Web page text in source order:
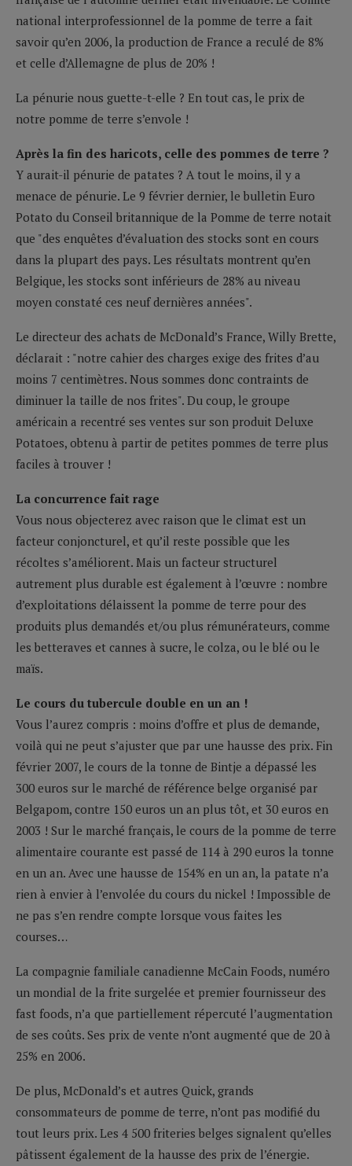
national interprofessionnel de la pomme de terre a fait
savoir qu’en 2006, la production de France a reculé de 8%
et celle d’Allemagne de plus de 20% !
La pénurie nous guette-t-elle ? En tout cas, le prix de
notre pomme de terre s’envole !
Après la fin des haricots, celle des pommes de terre ?
Y aurait-il pénurie de patates ? A tout le moins, il y a
menace de pénurie. Le 9 février dernier, le bulletin Euro
Potato du Conseil britannique de la Pomme de terre notait
que "des enquêtes d’évaluation des stocks sont en cours
dans la plupart des pays. Les résultats montrent qu’en
Belgique, les stocks sont inférieurs de 28% au niveau
moyen constaté ces neuf dernières années".
Le directeur des achats de McDonald’s France, Willy Brette,
déclarait : "notre cahier des charges exige des frites d’au
moins 7 centimètres. Nous sommes donc contraints de
diminuer la taille de nos frites". Du coup, le groupe
américain a recentré ses ventes sur son produit Deluxe
Potatoes, obtenu à partir de petites pommes de terre plus
faciles à trouver !
La concurrence fait rage
Vous nous objecterez avec raison que le climat est un
facteur conjoncturel, et qu’il reste possible que les
récoltes s’améliorent. Mais un facteur structurel
autrement plus durable est également à l’œuvre : nombre
d’exploitations délaissent la pomme de terre pour des
produits plus demandés et/ou plus rémunérateurs, comme
les betteraves et cannes à sucre, le colza, ou le blé ou le
maïs.
Le cours du tubercule double en un an !
Vous l’aurez compris : moins d’offre et plus de demande,
voilà qui ne peut s’ajuster que par une hausse des prix. Fin
février 2007, le cours de la tonne de Bintje a dépassé les
300 euros sur le marché de référence belge organisé par
Belgapom, contre 150 euros un an plus tôt, et 30 euros en
2003 ! Sur le marché français, le cours de la pomme de terre
alimentaire courante est passé de 114 à 290 euros la tonne
en un an. Avec une hausse de 154% en un an, la patate n’a
rien à envier à l’envolée du cours du nickel ! Impossible de
ne pas s’en rendre compte lorsque vous faites les
courses…
La compagnie familiale canadienne McCain Foods, numéro
un mondial de la frite surgelée et premier fournisseur des
fast foods, n’a que partiellement répercuté l’augmentation
de ses coûts. Ses prix de vente n’ont augmenté que de 20 à
25% en 2006.
De plus, McDonald’s et autres Quick, grands
consommateurs de pomme de terre, n’ont pas modifié du
tout leurs prix. Les 4 500 friteries belges signalent qu’elles
pâtissent également de la hausse des prix de l’énergie.